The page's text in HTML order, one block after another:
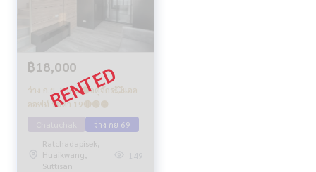
฿18,000
ว่าง ก.ย. 2569 🟡จตุจักร💥แอล
ลอฟท์ รัชดา 19🔴🟢🟡
ว่าง กย 69
Ratchadapisek,
Huaikwang,
Suttisan
149